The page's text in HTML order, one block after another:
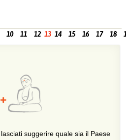
10 11 12 13 14 15 16 17 18
suggerire quale sia il Paese